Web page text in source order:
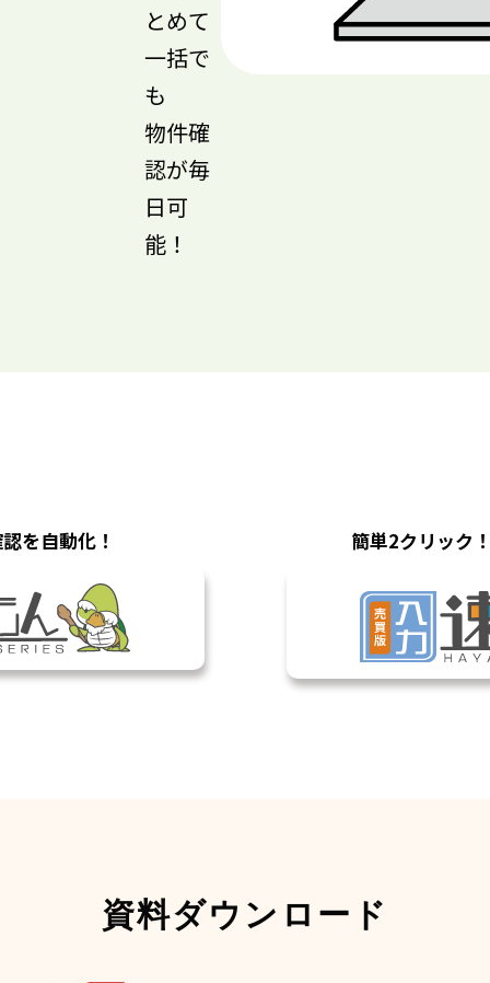
とめて
一括で
も
物件確
認が毎
日可
能！
を自動化！ 簡単2クリック
資料ダウンロード